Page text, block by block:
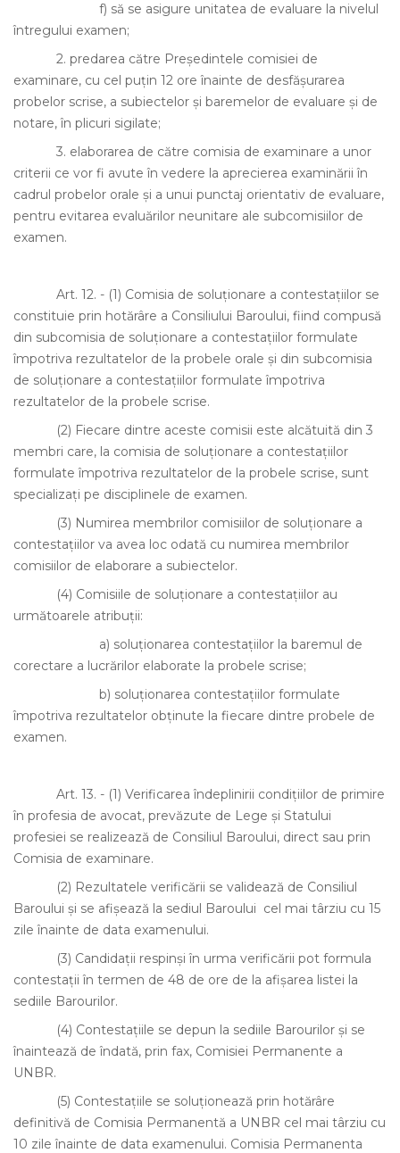
f) să se asigure unitatea de evaluare la nivelul
întregului examen;
2. predarea către Preşedintele comisiei de
examinare, cu cel puţin 12 ore înainte de desfăşurarea
probelor scrise, a subiectelor şi baremelor de evaluare şi de
notare, în plicuri sigilate;
3. elaborarea de către comisia de examinare a unor
criterii ce vor fi avute în vedere la aprecierea examinării în
cadrul probelor orale şi a unui punctaj orientativ de evaluare,
pentru evitarea evaluărilor neunitare ale subcomisiilor de
examen.
Art. 12. - (1) Comisia de soluţionare a contestaţiilor se
constituie prin hotărâre a Consiliului Baroului, fiind compusă
din subcomisia de soluţionare a contestaţiilor formulate
împotriva rezultatelor de la probele orale şi din subcomisia
de soluţionare a contestaţiilor formulate împotriva
rezultatelor de la probele scrise.
(2) Fiecare dintre aceste comisii este alcătuită din 3
membri care, la comisia de soluţionare a contestaţiilor
formulate împotriva rezultatelor de la probele scrise, sunt
specializaţi pe disciplinele de examen.
(3) Numirea membrilor comisiilor de soluţionare a
contestaţiilor va avea loc odată cu numirea membrilor
comisiilor de elaborare a subiectelor.
(4) Comisiile de soluţionare a contestaţiilor au
următoarele atribuţii:
a) soluţionarea contestaţiilor la baremul de
corectare a lucrărilor elaborate la probele scrise;
b) soluţionarea contestaţiilor formulate
împotriva rezultatelor obţinute la fiecare dintre probele de
examen.
Art. 13. - (1) Verificarea îndeplinirii condiţiilor de primire
în profesia de avocat, prevăzute de Lege şi Statului
profesiei se realizează de Consiliul Baroului, direct sau prin
Comisia de examinare.
(2) Rezultatele verificării se validează de Consiliul
Baroului şi se afişează la sediul Baroului cel mai târziu cu 15
zile înainte de data examenului.
(3) Candidaţii respinşi în urma verificării pot formula
contestaţii în termen de 48 de ore de la afişarea listei la
sediile Barourilor.
(4) Contestaţiile se depun la sediile Barourilor şi se
înaintează de îndată, prin fax, Comisiei Permanente a
UNBR.
(5) Contestaţiile se soluţionează prin hotărâre
definitivă de Comisia Permanentă a UNBR cel mai târziu cu
10 zile înainte de data examenului. Comisia Permanenta